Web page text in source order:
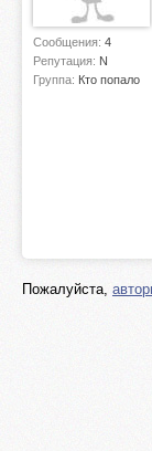
Сообщения: 4
Репутация: N
Группа: Кто попало
Пожалуйста,